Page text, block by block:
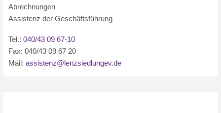
Abrechnungen
Assistenz der Geschäftsführung
Tel.:040/43 09 67-10
Fax: 040/43 09 67 20
Mail:assistenz@lenzsiedlungev.de